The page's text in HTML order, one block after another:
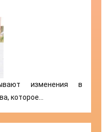
изменения в
которое…